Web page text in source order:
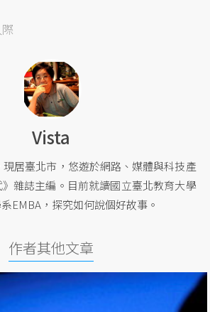
Vista
居臺北市，悠遊於網路、媒體與科技產
雜誌主編。目前就讀國立臺北教育大學
EMBA，探究如何說個好故事。
作者其他文章